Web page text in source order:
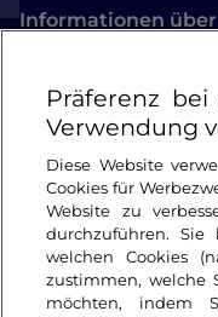
Informationen
Nützliche Links
Login
Bleiben wir in Kontakt
Präferenz
Verwendung
Diese Website
Cookies für
Website zu
durchzuführen. Sie
welchen Cookies
zustimmen, welche
möchten, indem